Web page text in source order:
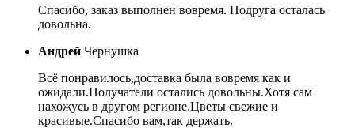
Спасибо, заказ выполнен вовремя. Подруга осталась
довольна.
Андрей Чернушка
Всё понравилось,доставка была вовремя как и
ожидали.Получатели остались довольны.Хотя сам
нахожусь в другом регионе.Цветы свежие и
красивые.Спасибо вам,так держать.